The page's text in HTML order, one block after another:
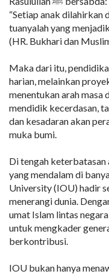
“Setiap anak dilahirkan
tuanyalah yang
(HR. Bukhari dan
Maka dari itu,
harian, melainkan
menentukan arah masa
mendidik kecerdasan,
dan kesadaran akan
muka bumi.
Di tengah keterbatasan
yang mendalam di
University (IOU) hadir
menerangi dunia.
umat Islam lintas
untuk mengkader
berkontribusi.
IOU bukan hanya